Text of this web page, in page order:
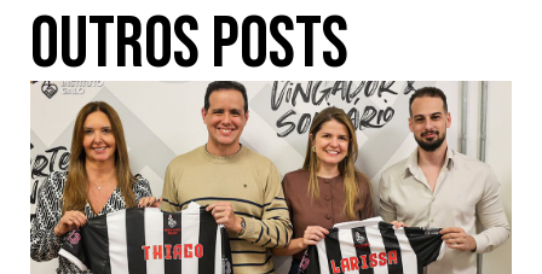
Outros Posts